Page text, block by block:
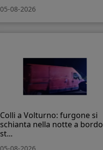
05-08-2026
Colli a Volturno: furgone si
schianta nella notte a bordo
st...